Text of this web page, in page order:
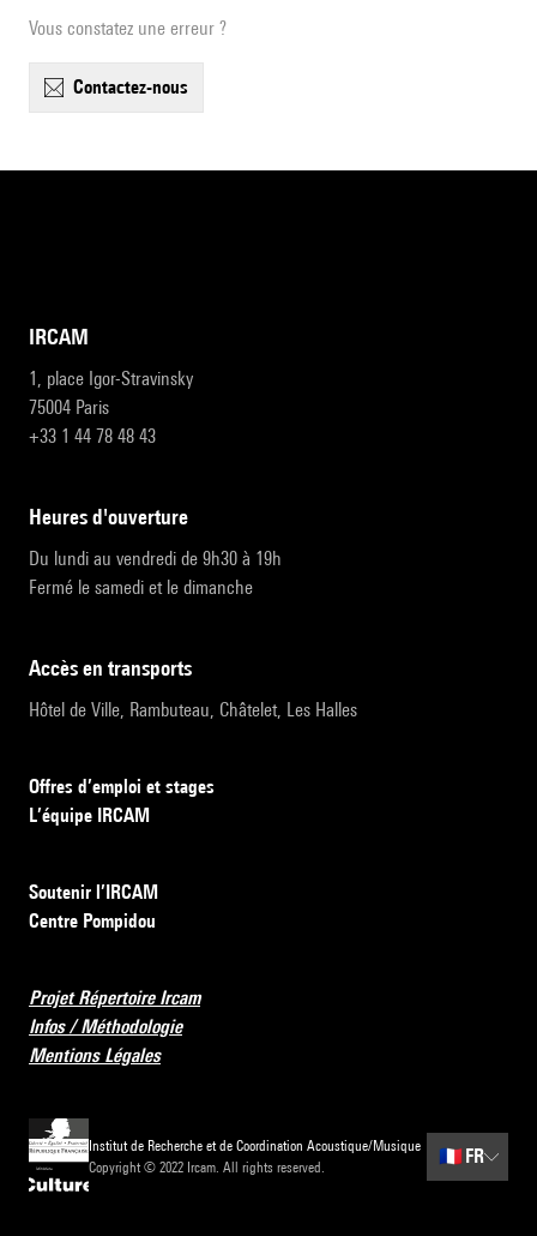
Vous constatez une erreur ?
contactez-nous
IRCAM
1, place Igor-Stravinsky
75004 Paris
+33 1 44 78 48 43
heures d'ouverture
Du lundi au vendredi de 9h30 à 19h
Fermé le samedi et le dimanche
accès en transports
Hôtel de Ville, Rambuteau, Châtelet, Les Halles
Offres d’emploi et stages
L’équipe IRCAM
Soutenir l’IRCAM
Centre Pompidou
Projet Répertoire Ircam
Infos / Méthodologie
Mentions Légales
Institut de Recherche et de Coordination Acoustique/Musique
Copyright © 2022 Ircam. All rights reserved.
🇫🇷 FR